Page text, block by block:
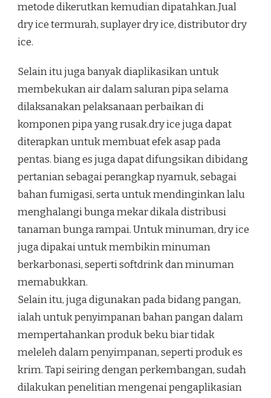
metode dikerutkan kemudian dipatahkan.Jual
dry ice termurah, suplayer dry ice, distributor dry
ice.
Selain itu juga banyak diaplikasikan untuk
membekukan air dalam saluran pipa selama
dilaksanakan pelaksanaan perbaikan di
komponen pipa yang rusak.dry ice juga dapat
diterapkan untuk membuat efek asap pada
pentas. biang es juga dapat difungsikan dibidang
pertanian sebagai perangkap nyamuk, sebagai
bahan fumigasi, serta untuk mendinginkan lalu
menghalangi bunga mekar dikala distribusi
tanaman bunga rampai. Untuk minuman, dry ice
juga dipakai untuk membikin minuman
berkarbonasi, seperti softdrink dan minuman
memabukkan.
Selain itu, juga digunakan pada bidang pangan,
ialah untuk penyimpanan bahan pangan dalam
mempertahankan produk beku biar tidak
meleleh dalam penyimpanan, seperti produk es
krim. Tapi seiring dengan perkembangan, sudah
dilakukan penelitian mengenai pengaplikasian